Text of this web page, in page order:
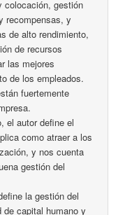
colocación, gestión
recompensas, y
de alto rendimiento,
de recursos
las mejores
de los empleados.
fuertemente
el autor define el
como atraer a los
y nos cuenta
gestión del
la gestión del
capital humano y